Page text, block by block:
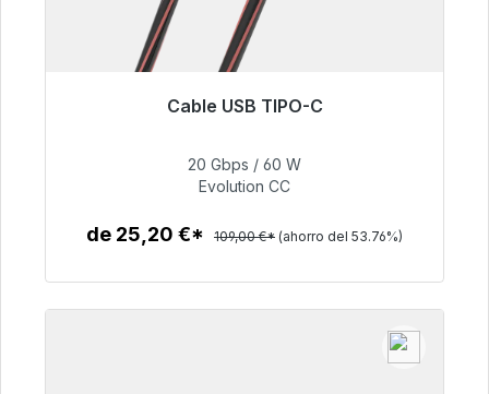
Cable USB TIPO-C
Listo para envío inmediato, plazo de entrega
50,40 €
20 Gbps / 60 W
Evolution CC
de 25,20 €* 109,00 €* (ahorro del 53.76%)